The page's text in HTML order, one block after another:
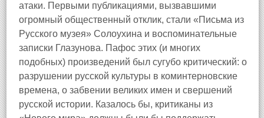
атаки. Первыми публикациями, вызвавшими
огромный общественный отклик, стали «Письма из
Русского музея» Солоухина и воспоминательные
записки Глазунова. Пафос этих (и многих
подобных) произведений был сугубо критический: о
разрушении русской культуры в коминтерновские
времена, о забвении великих имен и свершений
русской истории. Казалось бы, критиканы из